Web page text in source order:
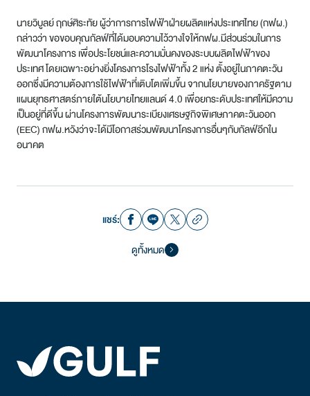
นายวิบูลย์ ฤกษ์ศิระทัย ผู้ว่าการการไฟฟ้าฝ่ายผลิตแห่งประเทศไทย (กฟผ.)
กล่าวว่า ขอขอบคุณกัลฟ์ที่ได้มอบความไว้วางใจให้กฟผ.มีส่วนร่วมในการ
พัฒนาโครงการ เพื่อประโยชน์และความมั่นคงของระบบผลิตไฟฟ้าของ
ประเทศ โดยเฉพาะอย่างยิ่งโครงการโรงไฟฟ้าทั้ง 2 แห่ง ตั้งอยู่ในภาคตะวัน
ออกซึ่งมีความต้องการใช้ไฟฟ้าที่เติบโตเพิ่มขึ้น จากนโยบายของภาครัฐตาม
แผนยุทธศาสตร์ภายใต้นโยบายไทยแลนด์ 4.0 เพื่อยกระดับประเทศให้มีความ
เป็นอยู่ที่ดีขึ้น ผ่านโครงการพัฒนาระเบียงเศรษฐกิจพิเศษภาคตะวันออก
(EEC) กฟผ.หวังว่าจะได้มีโอกาสร่วมพัฒนาโครงการอื่นๆกับกัลฟ์อีกใน
อนาคต
แชร์:
ดูทั้งหมด